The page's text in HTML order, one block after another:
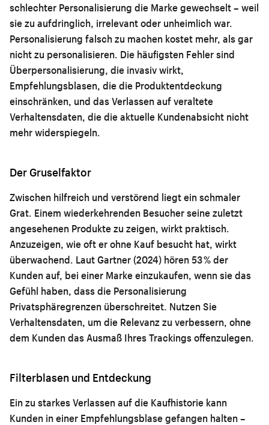
schlechter Personalisierung die Marke gewechselt – weil
sie zu aufdringlich, irrelevant oder unheimlich war.
Personalisierung falsch zu machen kostet mehr, als gar
nicht zu personalisieren. Die häufigsten Fehler sind
Überpersonalisierung, die invasiv wirkt,
Empfehlungsblasen, die die Produktentdeckung
einschränken, und das Verlassen auf veraltete
Verhaltensdaten, die die aktuelle Kundenabsicht nicht
mehr widerspiegeln.
Der Gruselfaktor
Zwischen hilfreich und verstörend liegt ein schmaler
Grat. Einem wiederkehrenden Besucher seine zuletzt
angesehenen Produkte zu zeigen, wirkt praktisch.
Anzuzeigen, wie oft er ohne Kauf besucht hat, wirkt
überwachend. Laut Gartner (2024) hören 53 % der
Kunden auf, bei einer Marke einzukaufen, wenn sie das
Gefühl haben, dass die Personalisierung
Privatsphäregrenzen überschreitet. Nutzen Sie
Verhaltensdaten, um die Relevanz zu verbessern, ohne
dem Kunden das Ausmaß Ihres Trackings offenzulegen.
Filterblasen und Entdeckung
Ein zu starkes Verlassen auf die Kaufhistorie kann
Kunden in einer Empfehlungsblase gefangen halten –